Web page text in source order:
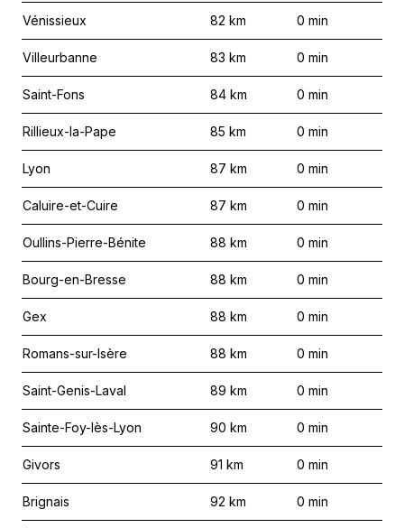
Vénissieux 82 km 0 min
Villeurbanne 83 km 0 min
Saint-Fons 84 km 0 min
Rillieux-la-Pape 85 km 0 min
Lyon 87 km 0 min
Caluire-et-Cuire 87 km 0 min
Oullins-Pierre-Bénite 88 km 0 min
Bourg-en-Bresse 88 km 0 min
Gex 88 km 0 min
Romans-sur-Isère 88 km 0 min
Saint-Genis-Laval 89 km 0 min
Sainte-Foy-lès-Lyon 90 km 0 min
Givors 91 km 0 min
Brignais 92 km 0 min